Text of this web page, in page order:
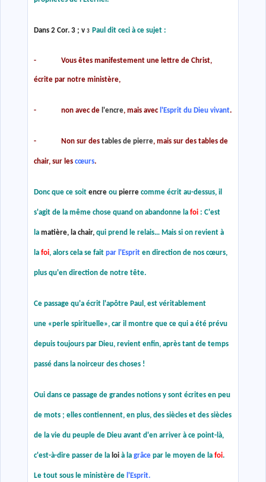
Dans 2 Cor. 3 ; v3 Paul dit ceci à ce sujet :
- Vous êtes manifestement une lettre de Christ,
écrite par notre ministère,
- non avec de l'encre, mais avec l'Esprit du Dieu vivant.
- Non sur destables de pierre, mais sur des tables de
chair, sur lescœurs.
Donc que ce soitencre oupierrecomme écrit au-dessus, il
s'agit de la même chose quand on abandonne lafoi : C'est
lamatière, la chair,qui prend le relais… Mais si on revient à
lafoi, alors cela se faitpar l'Esprit en direction de nos cœurs,
plus qu'en direction de notre tête.
Ce passage qu'a écrit l'apôtre Paul, est véritablement
une «perle spirituelle», car il montre que ce qui a été prévu
depuis toujours par Dieu, revient enfin, après tant de temps
passé dans la noirceur des choses !
Oui dans ce passage de grandes notions y sont écrites en peu
de mots ; elles contiennent, en plus, des siècles et des siècles
de la vie du peuple de Dieu avant d'en arriver à ce point-là,
c'est-à-dire passer de la loi à lagrâce par le moyen de lafoi.
Le tout sous le ministère de l'Esprit.